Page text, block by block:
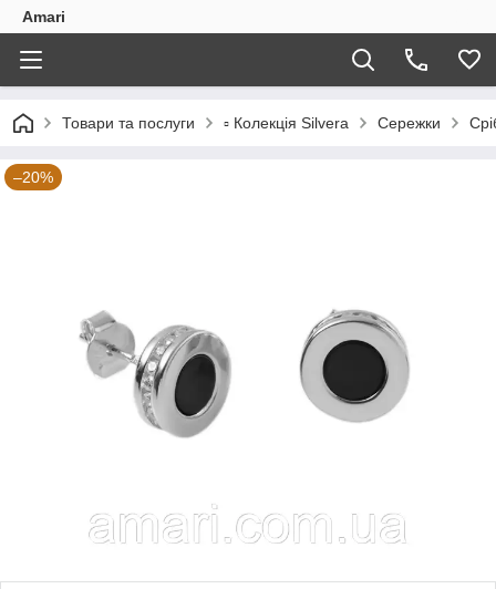
Amari
Товари та послуги ▫️ Колекція Silvera Сережки
–20%